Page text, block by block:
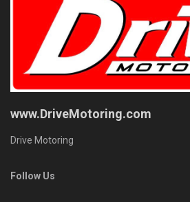
www.DriveMotoring.com
Drive Motoring
Follow Us